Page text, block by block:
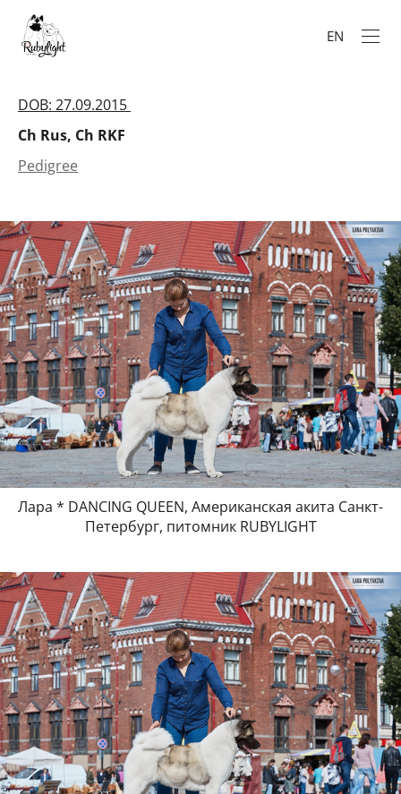
EN
DOB: 27.09.2015
Ch Rus, Ch RKF
Pedigree
Лара * DANCING QUEEN, Американская акита Санкт-
Петербург, питомник RUBYLIGHT